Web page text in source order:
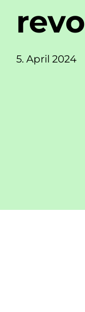
5. April 2024